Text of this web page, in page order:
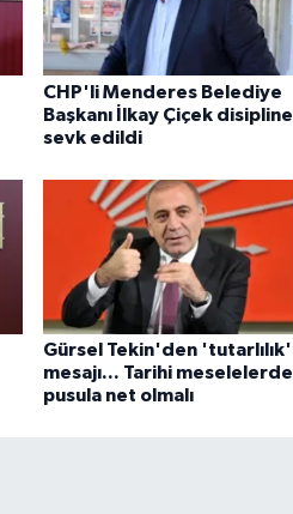
CHP'li Menderes Belediye
Başkanı İlkay Çiçek disipline
sevk edildi
Gürsel Tekin'den 'tutarlılık'
mesajı... Tarihi meselelerde
pusula net olmalı